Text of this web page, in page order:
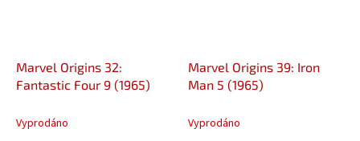
Marvel Origins 32:
Fantastic Four 9 (1965)
Vyprodáno
Marvel Origins 39: Iron
Man 5 (1965)
Vyprodáno